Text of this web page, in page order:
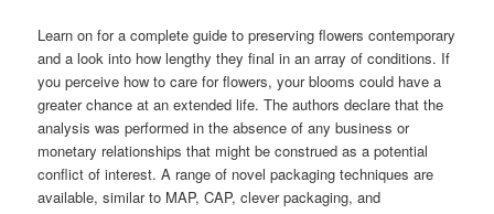
Learn on for a complete guide to preserving flowers contemporary
and a look into how lengthy they final in an array of conditions. If
you perceive how to care for flowers, your blooms could have a
greater chance at an extended life. The authors declare that the
analysis was performed in the absence of any business or
monetary relationships that might be construed as a potential
conflict of interest. A range of novel packaging techniques are
available, similar to MAP, CAP, clever packaging, and